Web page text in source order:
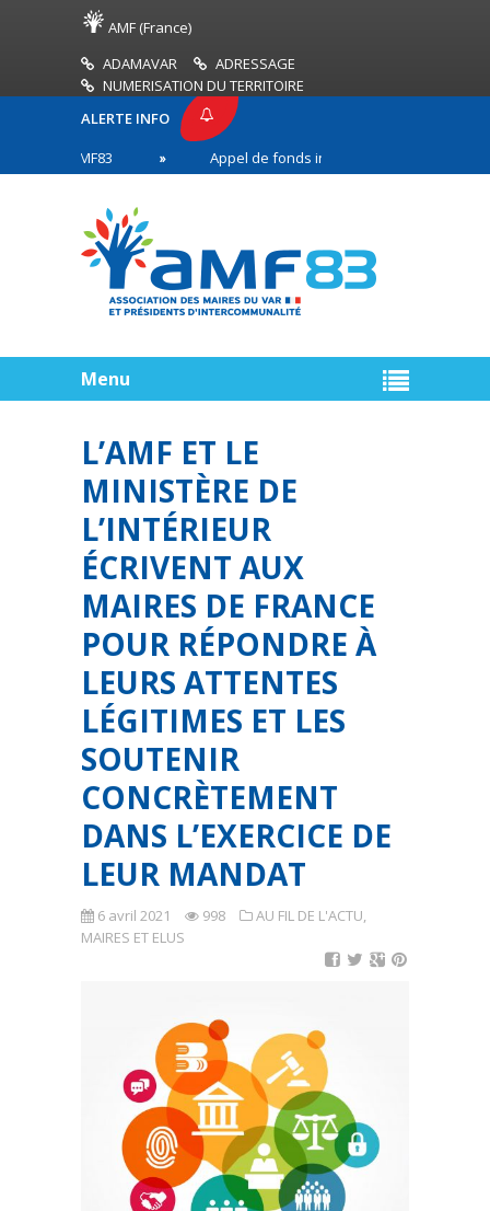
AMF (France)
ADAMAVAR
ADRESSAGE
NUMERISATION DU TERRITOIRE
ALERTE INFO
Appel de fonds incendies de forêt
première ligne
Menu
L’AMF ET LE
MINISTÈRE DE
L’INTÉRIEUR
ÉCRIVENT AUX
MAIRES DE FRANCE
POUR RÉPONDRE À
LEURS ATTENTES
LÉGITIMES ET LES
SOUTENIR
CONCRÈTEMENT
DANS L’EXERCICE DE
LEUR MANDAT
6 avril 2021 998 AU FIL DE L'ACTU,
MAIRES ET ELUS